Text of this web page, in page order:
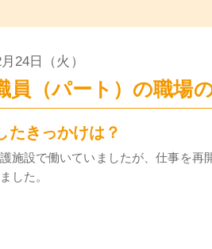
24日（火）
員（パート）の職場
たきっかけは？
施設で働いていましたが、仕事を再
した。